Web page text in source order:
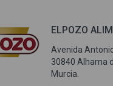
ELPOZO
Avenida
30840 Alhama
Murcia.